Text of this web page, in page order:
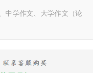
中学作文、大学作文（论